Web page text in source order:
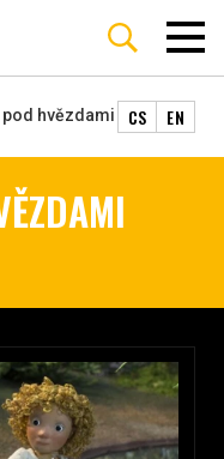
hvězdami CS EN